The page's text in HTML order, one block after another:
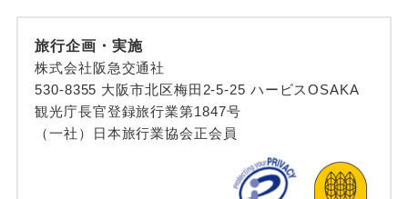
旅行企画・実施
株式会社阪急交通社
530-8355 大阪市北区梅田2-5-25 ハービスOSAKA
観光庁長官登録旅行業第1847号
（一社）日本旅行業協会正会員